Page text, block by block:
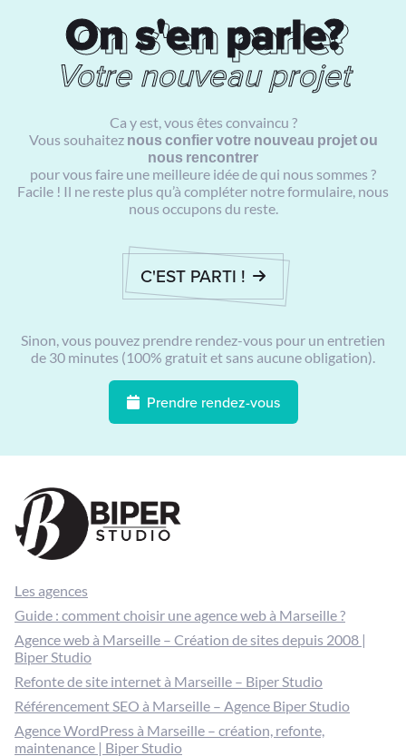
On s'en parle?
On s'en parle?
Votre nouveau projet
Ca y est, vous êtes convaincu ?
Vous souhaitez nous confier votre nouveau projet ou
nous rencontrer
pour vous faire une meilleure idée de qui nous sommes ?
Facile ! Il ne reste plus qu’à compléter notre formulaire, nous
nous occupons du reste.
C'EST PARTI !
Sinon, vous pouvez prendre rendez-vous pour un entretien
de 30 minutes (100% gratuit et sans aucune obligation).
Prendre rendez-vous
Les agences
Guide : comment choisir une agence web à Marseille ?
Agence web à Marseille – Création de sites depuis 2008 |
Biper Studio
Refonte de site internet à Marseille – Biper Studio
Référencement SEO à Marseille – Agence Biper Studio
Agence WordPress à Marseille – création, refonte,
maintenance | Biper Studio